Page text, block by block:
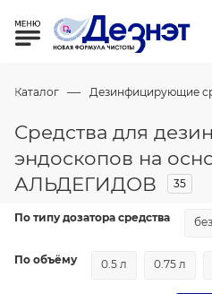
Каталог — Дезинфицирующие
Средства для
эндоскопов на
АЛЬДЕГИДОВ
35
По типу дозатора средства
По объёму 0.5 л 0.75 л